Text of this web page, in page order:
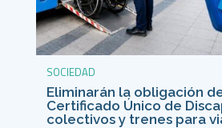
SOCIEDAD
Eliminarán la obligación
Certificado Único de
colectivos y trenes para